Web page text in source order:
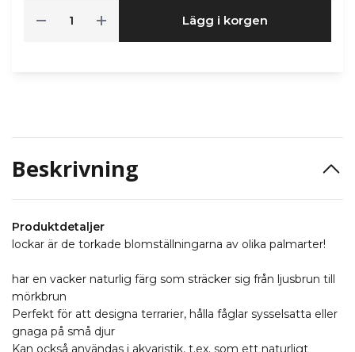
Lägg i korgen
Beskrivning
Produktdetaljer
lockar är de torkade blomställningarna av olika palmarter!
har en vacker naturlig färg som sträcker sig från ljusbrun till
mörkbrun
Perfekt för att designa terrarier, hålla fåglar sysselsatta eller
gnaga på små djur
Kan också användas i akvaristik, t.ex. som ett naturligt